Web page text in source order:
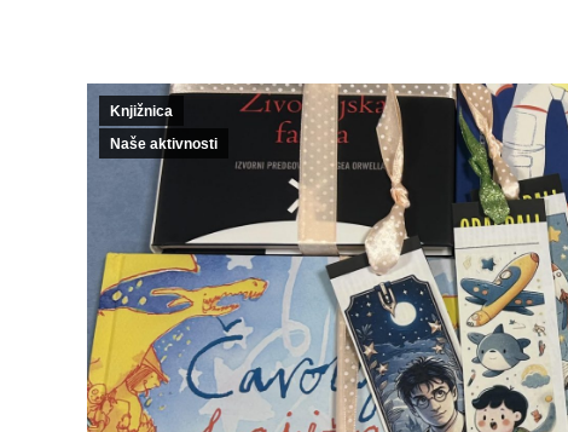
Knjižnica
Naše aktivnosti